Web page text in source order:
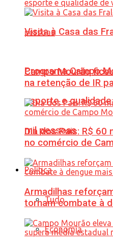
Programa Campo
esporte e
mil pessoas
Política
Tudo
Economia
Visita à Casa das
Campo Mourão
na retenção de IR
Dia dos Pais: R$ 60
no comércio de
Armadilhas
tornam combate à